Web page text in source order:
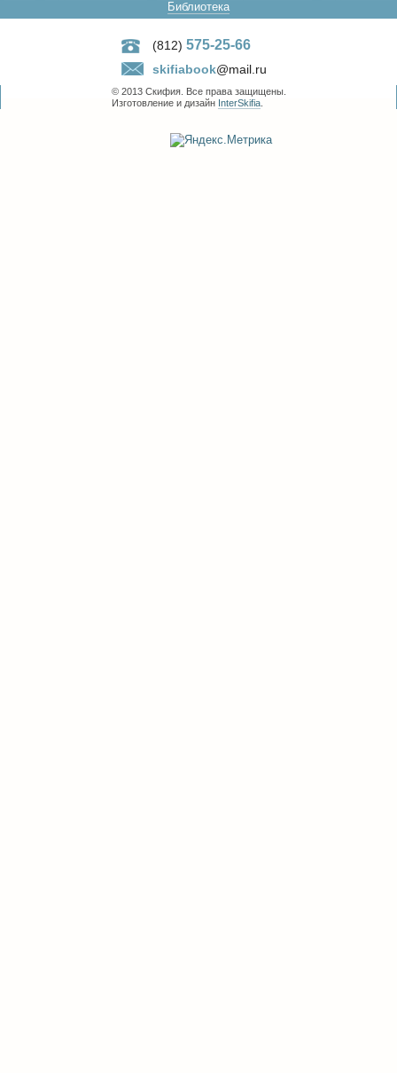
Библиотека
(812) 575-25-66
skifiabook@mail.ru
© 2013 Скифия. Все права защищены.
Изготовление и дизайн InterSkifia.